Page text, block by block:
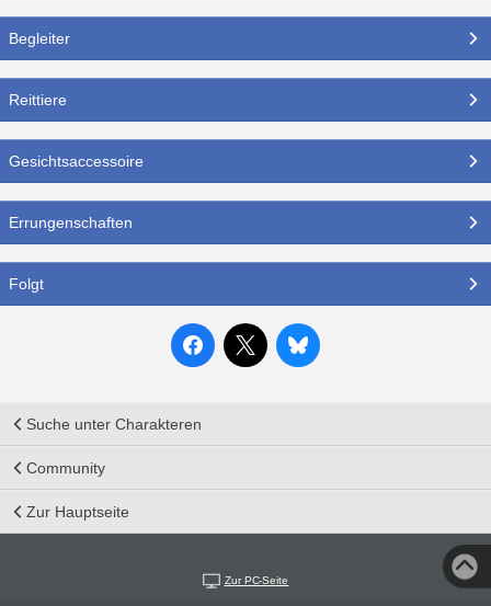
Begleiter
Reittiere
Gesichtsaccessoire
Errungenschaften
Folgt
Suche unter Charakteren
Community
Zur Hauptseite
Zur PC-Seite